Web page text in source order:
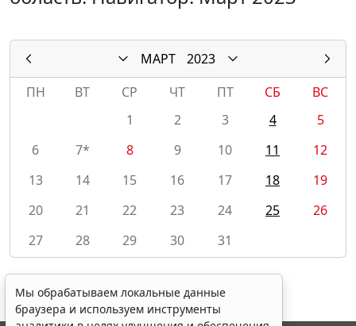
МАРТ
2023
ПН
ВТ СР ЧТ ПТ СБ
ВС
1
2 3 4
5
6
7* 8 9 10 11
12
13
14 15 16 17 18
19
20
21 22 23 24 25
26
27
28 29 30 31
Мы обрабатываем локальные данные
браузера и используем инструменты